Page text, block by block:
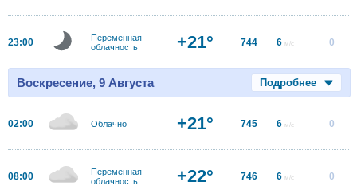
23:00
Переменная
облачность
+21° 744 6 м/с 0
Воскресение, 9 Августа Подробнее
02:00 Облачно +21° 745 6 м/с 0
08:00
Переменная
облачность
+22° 746 6 м/с 0